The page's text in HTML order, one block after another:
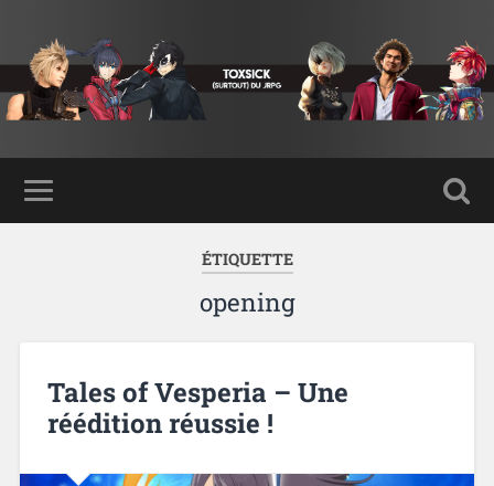
ÉTIQUETTE
opening
Tales of Vesperia – Une
réédition réussie !